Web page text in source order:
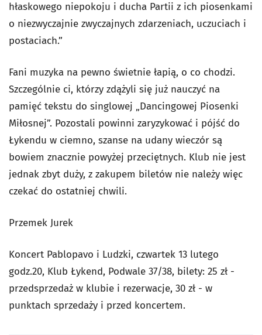
hłaskowego niepokoju i ducha Partii z ich piosenkami
o niezwyczajnie zwyczajnych zdarzeniach, uczuciach i
postaciach.”
Fani muzyka na pewno świetnie łapią, o co chodzi.
Szczególnie ci, którzy zdążyli się już nauczyć na
pamięć tekstu do singlowej „Dancingowej Piosenki
Miłosnej”. Pozostali powinni zaryzykować i pójść do
Łykendu w ciemno, szanse na udany wieczór są
bowiem znacznie powyżej przeciętnych. Klub nie jest
jednak zbyt duży, z zakupem biletów nie należy więc
czekać do ostatniej chwili.
Przemek Jurek
Koncert Pablopavo i Ludzki, czwartek 13 lutego
godz.20, Klub Łykend, Podwale 37/38, bilety: 25 zł -
przedsprzedaż w klubie i rezerwacje, 30 zł - w
punktach sprzedaży i przed koncertem.